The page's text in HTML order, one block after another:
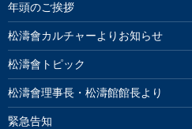
年頭のご挨拶
松濤會カルチャーよりお知らせ
松濤會トピック
松濤會理事長・松濤館館長より
緊急告知